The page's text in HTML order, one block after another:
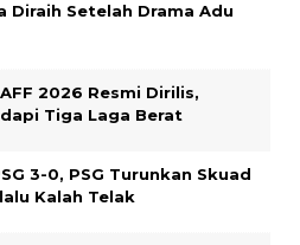
Diraih Setelah Drama Adu
2026 Resmi Dirilis,
Tiga Laga Berat
3-0, PSG Turunkan Skuad
Kalah Telak